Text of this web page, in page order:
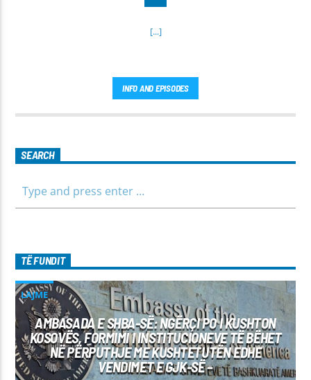
[...]
INFO AND EPISODES
SEARCH
TË FUNDIT
LAJME
AMBASADA E SHBA-SË: NGËRÇI PO I KUSHTON
KOSOVËS, FORMIMI I INSTITUCIONEVE TË BËHET
NË PËRPUTHJE ME KUSHTETUTËN EDHE
VENDIMET E GJK-SË –